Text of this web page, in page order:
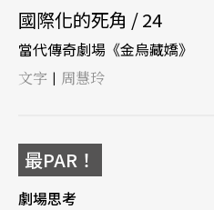
國際化的死角 / 24
當代傳奇劇場《金烏藏嬌》
文字 | 周慧玲
最PAR！
劇場思考